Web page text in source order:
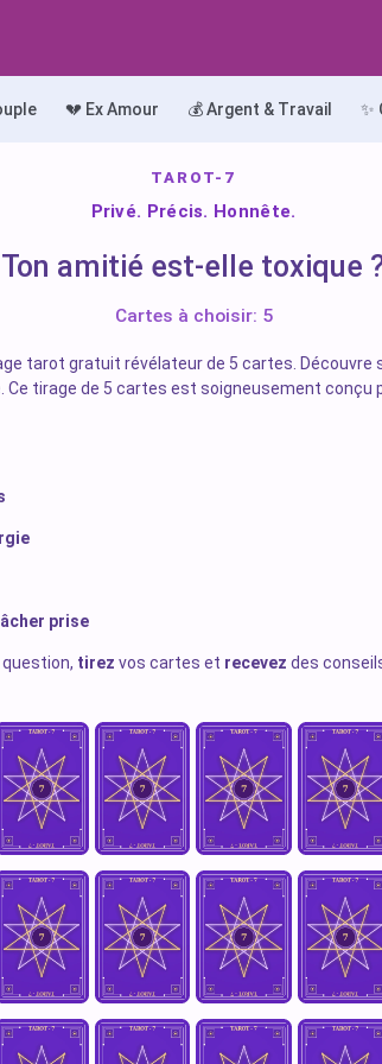
💔 Ex Amour 💰 Argent & Travail ✨
TAROT-7
Privé. Précis. Honnête.
Ton amitié est-elle toxique
Cartes à choisir: 5
tarot gratuit révélateur de 5 cartes.
Ce tirage de 5 cartes est soigneusement
prise
tirez vos cartes et recevez des